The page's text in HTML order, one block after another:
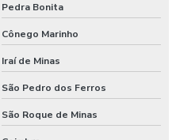
Pedra Bonita
Cônego Marinho
Iraí de Minas
São Pedro dos Ferros
São Roque de Minas